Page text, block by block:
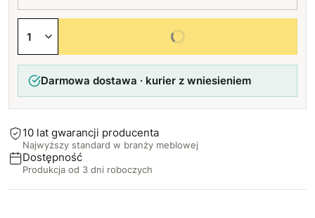
89 cm
91 cm
93 cm
68 cm
70 cm
72 cm
Prostokątny po prawej stronie
Dwa prostokątne (lewa+prawa)
Tak, po prawej stronie
Tak
Wybierz wszystkie opcje
Darmowa dostawa · kurier z wniesieniem
10 lat gwarancji producenta
Najwyższy standard w branży meblowej
Dostępność
Produkcja od 3 dni roboczych